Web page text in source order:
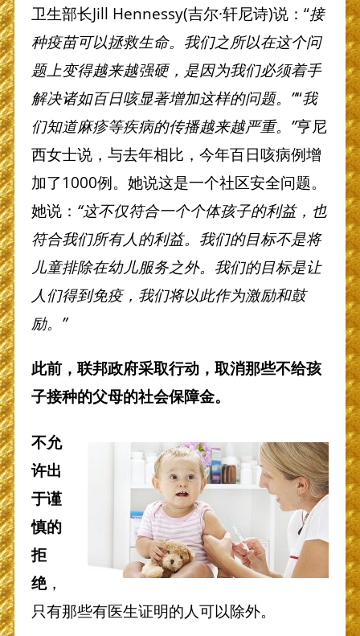
卫生部长Jill Hennessy(吉尔·轩尼诗)说：“接
种疫苗可以拯救生命。我们之所以在这个问
题上变得越来越强硬，是因为我们必须着手
解决诸如百日咳显著增加这样的问题。”“我
们知道麻疹等疾病的传播越来越严重。”亨尼
西女士说，与去年相比，今年百日咳病例增
加了1000例。她说这是一个社区安全问题。
她说： “这不仅符合一个个体孩子的利益，也
符合我们所有人的利益。我们的目标不是将
儿童排除在幼儿服务之外。我们的目标是让
人们得到免疫，我们将以此作为激励和鼓
励。”
此前，联邦政府采取行动，取消那些不给孩
子接种的父母的社会保障金。
不允
许出
于谨
慎的
拒
绝，
只有那些有医生证明的人可以除外。